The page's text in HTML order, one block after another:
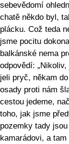
sebevědomí
chatě někdo byl,
plácku. Což teda
jsme pocitu
balkánské nema
odpovědí:
jeli pryč, někam
osady proti nám
cestou jedeme,
toho, jak jsme
pozemky tady
kamarádovi, a